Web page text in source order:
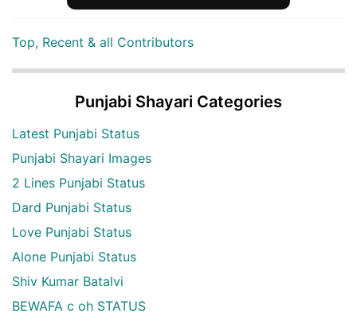
Top, Recent & all Contributors
Punjabi Shayari Categories
Latest Punjabi Status
Punjabi Shayari Images
2 Lines Punjabi Status
Dard Punjabi Status
Love Punjabi Status
Alone Punjabi Status
Shiv Kumar Batalvi
BEWAFA c oh STATUS